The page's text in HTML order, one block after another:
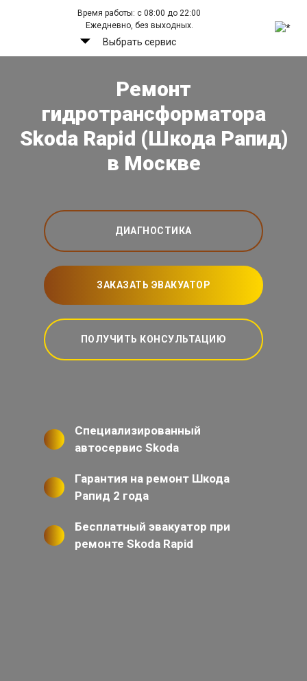
Время работы: с 08:00 до 22:00
Ежедневно, без выходных.
Выбрать сервис
Ремонт
гидротрансформатора
Skoda Rapid (Шкода Рапид)
в Москве
ДИАГНОСТИКА
ЗАКАЗАТЬ ЭВАКУАТОР
ПОЛУЧИТЬ КОНСУЛЬТАЦИЮ
Специализированный
автосервис Skoda
Гарантия на ремонт Шкода
Рапид 2 года
Бесплатный эвакуатор при
ремонте Skoda Rapid